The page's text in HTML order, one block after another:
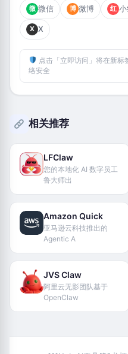
微 微信 博 微博 红
X X
点击「立即访问」将在新标
络安全
相关推荐
LFClaw
您的本地化 AI 数字员工
鲁大师出
Amazon Quick
亚马逊云科技推出的
Agentic A
JVS Claw
阿里云无影团队基于
OpenClaw